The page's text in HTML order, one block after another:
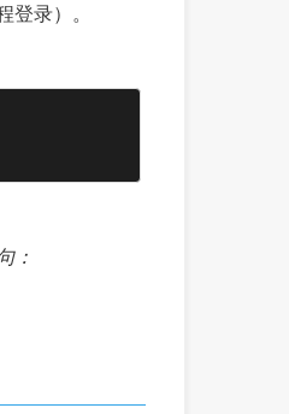
登录）。
：